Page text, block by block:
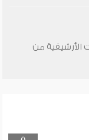
الأرشيفية من